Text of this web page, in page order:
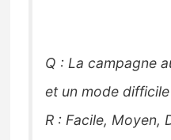
Q : La campagne
et un mode
R : Facile, Moyen,